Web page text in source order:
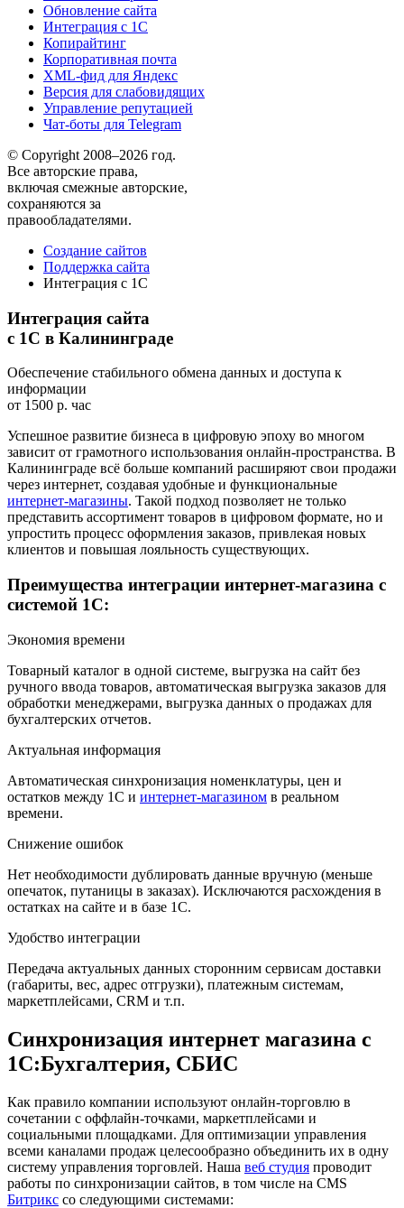
Обновление сайта
Интеграция с 1С
Копирайтинг
Корпоративная почта
XML-фид для Яндекс
Версия для слабовидящих
Управление репутацией
Чат-боты для Telegram
© Copyright 2008–2026 год.
Все авторские права,
включая смежные авторские,
сохраняются за
правообладателями.
Создание сайтов
Поддержка сайта
Интеграция с 1С
Интеграция сайта
с 1С в Калининграде
Обеспечение стабильного обмена данных и доступа к
информации
от 1500 р. час
Успешное развитие бизнеса в цифровую эпоху во многом
зависит от грамотного использования онлайн-пространства. В
Калининграде всё больше компаний расширяют свои продажи
через интернет, создавая удобные и функциональные
интернет-магазины. Такой подход позволяет не только
представить ассортимент товаров в цифровом формате, но и
упростить процесс оформления заказов, привлекая новых
клиентов и повышая лояльность существующих.
Преимущества интеграции интернет-магазина с
системой 1С:
Экономия времени
Товарный каталог в одной системе, выгрузка на сайт без
ручного ввода товаров, автоматическая выгрузка заказов для
обработки менеджерами, выгрузка данных о продажах для
бухгалтерских отчетов.
Актуальная информация
Автоматическая синхронизация номенклатуры, цен и
остатков между 1С и интернет-магазином в реальном
времени.
Снижение ошибок
Нет необходимости дублировать данные вручную (меньше
опечаток, путаницы в заказах). Исключаются расхождения в
остатках на сайте и в базе 1С.
Удобство интеграции
Передача актуальных данных сторонним сервисам доставки
(габариты, вес, адрес отгрузки), платежным системам,
маркетплейсами, CRM и т.п.
Синхронизация интернет магазина с
1С:Бухгалтерия, СБИС
Как правило компании используют онлайн-торговлю в
сочетании с оффлайн-точками, маркетплейсами и
социальными площадками. Для оптимизации управления
всеми каналами продаж целесообразно объединить их в одну
систему управления торговлей. Наша веб студия проводит
работы по синхронизации сайтов, в том числе на CMS
Битрикс со следующими системами: